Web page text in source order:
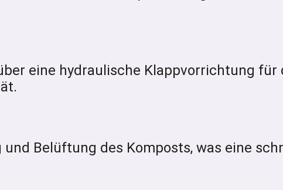
eine hydraulische Klappvorrichtung für
Belüftung des Komposts, was eine